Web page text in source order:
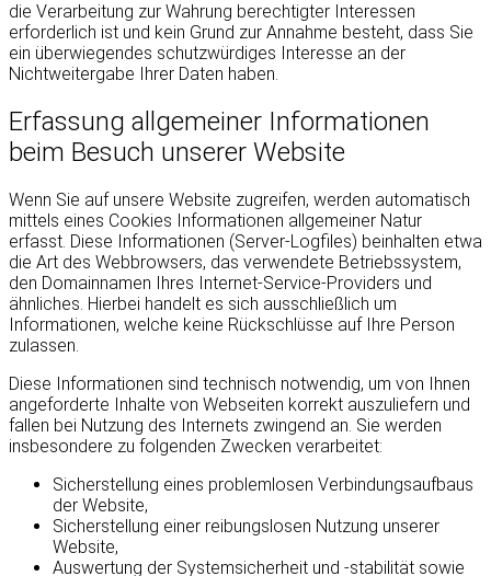
die Verarbeitung zur Wahrung berechtigter Interessen
erforderlich ist und kein Grund zur Annahme besteht, dass Sie
ein überwiegendes schutzwürdiges Interesse an der
Nichtweitergabe Ihrer Daten haben.
Erfassung allgemeiner Informationen
beim Besuch unserer Website
Wenn Sie auf unsere Website zugreifen, werden automatisch
mittels eines Cookies Informationen allgemeiner Natur
erfasst. Diese Informationen (Server-Logfiles) beinhalten etwa
die Art des Webbrowsers, das verwendete Betriebssystem,
den Domainnamen Ihres Internet-Service-Providers und
ähnliches. Hierbei handelt es sich ausschließlich um
Informationen, welche keine Rückschlüsse auf Ihre Person
zulassen.
Diese Informationen sind technisch notwendig, um von Ihnen
angeforderte Inhalte von Webseiten korrekt auszuliefern und
fallen bei Nutzung des Internets zwingend an. Sie werden
insbesondere zu folgenden Zwecken verarbeitet:
Sicherstellung eines problemlosen Verbindungsaufbaus
der Website,
Sicherstellung einer reibungslosen Nutzung unserer
Website,
Auswertung der Systemsicherheit und -stabilität sowie